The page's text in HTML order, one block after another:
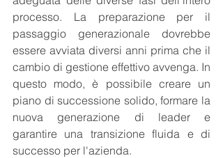
processo. La preparazione per il
passaggio generazionale dovrebbe
essere avviata diversi anni prima che il
cambio di gestione effettivo avvenga. In
questo modo, è possibile creare un
piano di successione solido, formare la
nuova generazione di leader e
garantire una transizione fluida e di
successo per l'azienda.